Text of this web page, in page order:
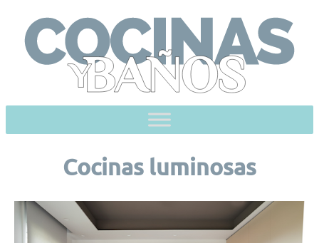
content
Cocinas luminosas